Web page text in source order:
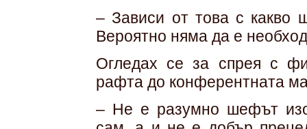
– Зависи от това с какво
Вероятно няма да е
Огледах се за спрея с
рафта до конферентната
– Не е разумно шефът